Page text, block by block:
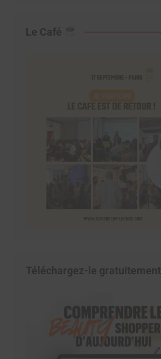
Le Café
Téléchargez-le gratuitement